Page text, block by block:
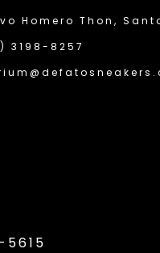
Homero Thon,
3198-8257
5615